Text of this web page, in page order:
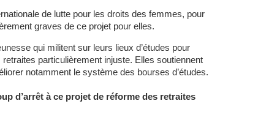
de lutte pour les droits des femmes, pour
graves de ce projet pour elles.
qui militent sur leurs lieux d’études pour
particulièrement injuste. Elles soutiennent
notamment le système des bourses d’études.
d’arrêt à ce projet de réforme des retraites